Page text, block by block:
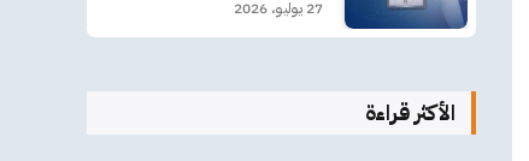
27 يوليو، 2026
الأكثر قراءة